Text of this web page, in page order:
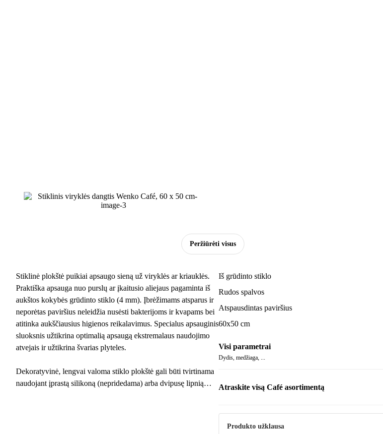
Peržiūrėti visus
Stiklinė plokštė puikiai apsaugo sieną už viryklės ar kriauklės.
Praktiška apsauga nuo purslų ar įkaitusio aliejaus pagaminta iš
aukštos kokybės grūdinto stiklo (4 mm). Įbrėžimams atsparus ir
neporėtas paviršius neleidžia nusėsti bakterijoms ir kvapams bei
atitinka aukščiausius higienos reikalavimus. Specialus apsauginis
sluoksnis užtikrina optimalią apsaugą ekstremalaus naudojimo
atvejais ir užtikrina švarias plyteles.
Dekoratyvinė, lengvai valoma stiklo plokštė gali būti tvirtinama
naudojant įprastą silikoną (nepridedama) arba dvipusę lipnią
Iš grūdinto stiklo
Rudos spalvos
Atspausdintas paviršius
60x50 cm
Visi parametrai
Dydis, medžiaga, ...
Atraskite visą Café asortimentą
Produkto užklausa